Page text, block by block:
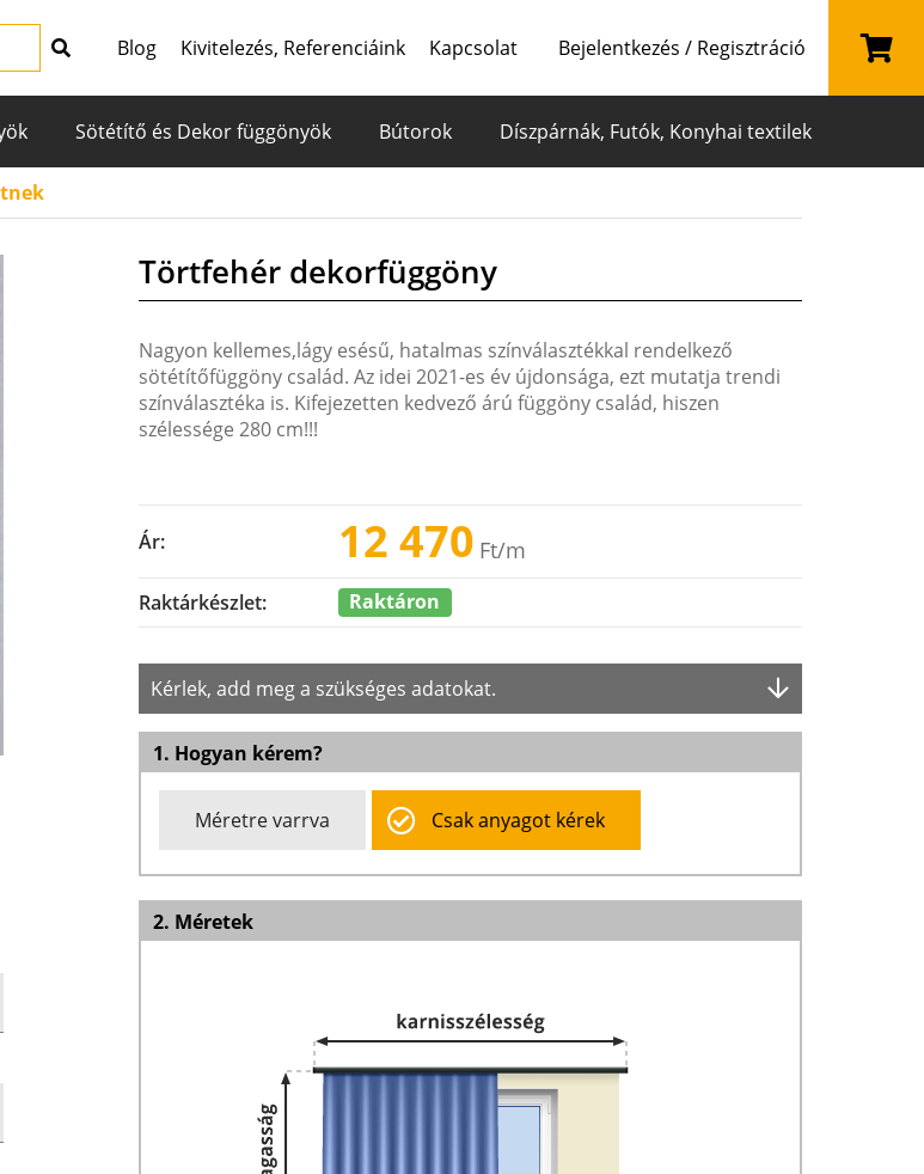
Blog Kivitelezés, Referenciáink Kapcsolat Bejelentkezés / Regisztráció
Sötétítő és Dekor függönyök Bútorok Díszpárnák, Futók, Konyhai textilek
Törtfehér dekorfüggöny
Nagyon kellemes,lágy esésű, hatalmas színválasztékkal rendelkező
sötétítőfüggöny család. Az idei 2021-es év újdonsága, ezt mutatja trendi
színválasztéka is. Kifejezetten kedvező árú függöny család, hiszen
szélessége 280 cm!!!
Ár: 12 470 Ft/m
Raktárkészlet: Raktáron
Kérlek, add meg a szükséges adatokat.
1. Hogyan kérem?
Méretre varrva Csak anyagot kérek
2. Méretek